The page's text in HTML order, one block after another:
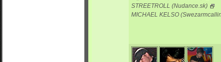
STREETROLL (Nudance.sk)
MICHAEL KELSO